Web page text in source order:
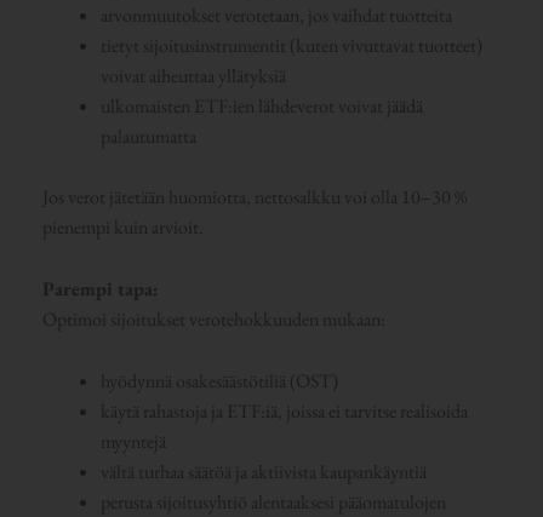
arvonmuutokset verotetaan, jos vaihdat tuotteita
tietyt sijoitusinstrumentit (kuten vivuttavat tuotteet)
voivat aiheuttaa yllätyksiä
ulkomaisten ETF:ien lähdeverot voivat jäädä
palautumatta
Jos verot jätetään huomiotta, nettosalkku voi olla 10–30 %
pienempi kuin arvioit.
Parempi tapa:
Optimoi sijoitukset verotehokkuuden mukaan:
hyödynnä osakesäästötiliä (OST)
käytä rahastoja ja ETF:iä, joissa ei tarvitse realisoida
myyntejä
vältä turhaa säätöä ja aktiivista kaupankäyntiä
perusta sijoitusyhtiö alentaaksesi pääomatulojen